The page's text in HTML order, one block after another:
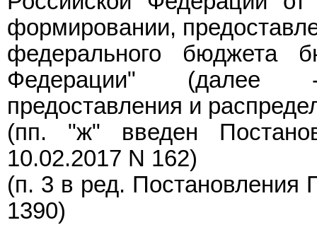
формировании,
федерального бюджета
Федерации" (далее
предоставления и
(пп. "ж" введен
10.02.2017 N 162)
(п. 3 в ред. Постановления
1390)